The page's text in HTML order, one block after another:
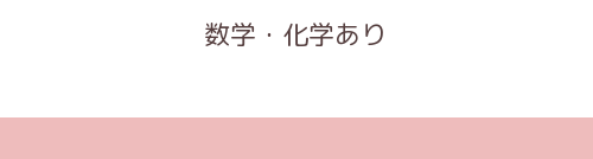
数学・化学あり